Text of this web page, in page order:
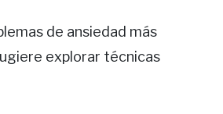
de ansiedad más
explorar técnicas